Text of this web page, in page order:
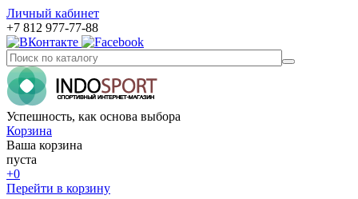
Личный кабинет
+7 812 977-77-88
Успешность, как основа выбора
Корзина
Ваша корзина
пуста
+0
Перейти в корзину